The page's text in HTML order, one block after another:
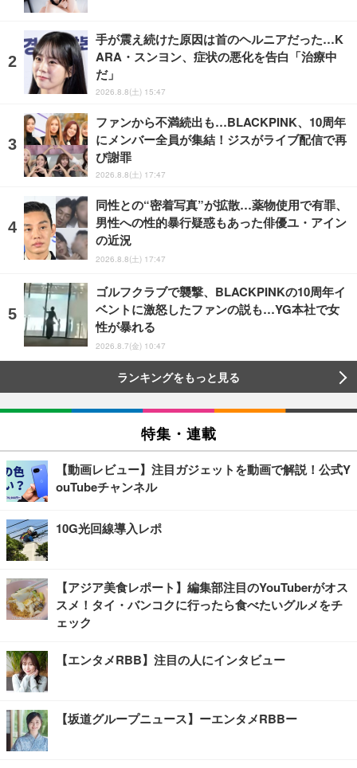
手が震え続けた原因は首のヘルニアだった…K
ARA・スンヨン、症状の悪化を告白「治療中
だ」
2026.8.8(土) 15:47
ファンから不満続出も…BLACKPINK、10周年
にメンバー全員が集結！ジスがライブ配信で再
び謝罪
2026.8.8(土) 17:47
同性との“密着写真”が拡散…薬物使用で有罪、
男性への性的暴行疑惑もあった俳優ユ・アイン
の近況
2026.8.8(土) 17:47
ゴルフクラブで襲撃、BLACKPINKの10周年イ
ベントに激怒したファンの説も…YG本社で女
性が暴れる
2026.8.7(金) 10:47
ランキングをもっと見る
特集・連載
【動画レビュー】注目ガジェットを動画で解説！公式Y
ouTubeチャンネル
10G光回線導入レポ
【アジア美食レポート】編集部注目のYouTuberがオス
スメ！タイ・バンコクに行ったら食べたいグルメをチ
ェック
【エンタメRBB】注目の人にインタビュー
【坂道グループニュース】ーエンタメRBBー